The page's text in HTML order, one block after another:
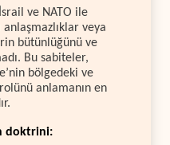
ve NATO ile
veya
bütünlüğünü ve
Bu sabiteler,
bölgedeki ve
anlamanın en
doktrini: